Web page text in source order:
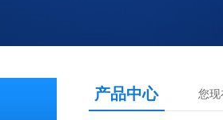
产品中心 您现